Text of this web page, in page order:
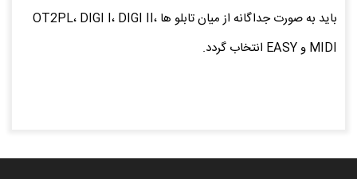
باید به صورت جداگانه از میان تابلو ها OT2PL، DIGI I، DIGI II،
MIDI و EASY انتخاب گردد.